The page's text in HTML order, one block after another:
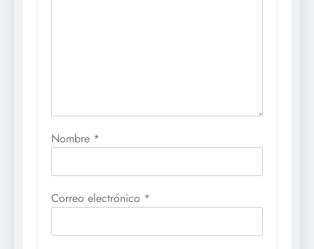
Nombre *
Correo electrónico *